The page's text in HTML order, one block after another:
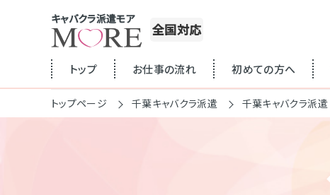
キャバクラ派遣モア
全国対応
トップ お仕事の流れ 初めての方へ
トップページ 千葉キャバクラ派遣 千葉キャバクラ派遣